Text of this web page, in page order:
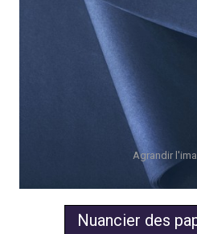
Agrandir
Nuancier des